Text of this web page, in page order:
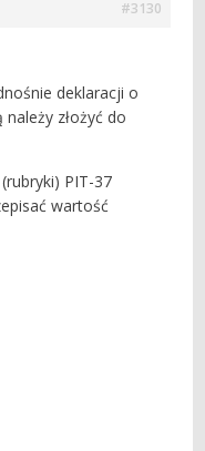
#3130
deklaracji o
złożyć do
PIT-37
wartość